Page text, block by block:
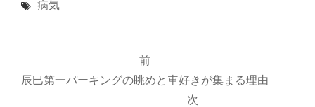
病気
稿
前
辰巳第一パーキングの眺めと車好きが集まる理由
次